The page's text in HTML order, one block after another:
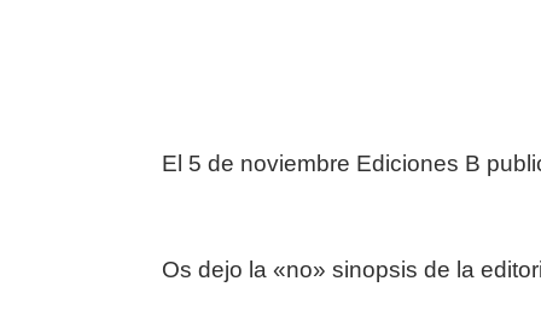
El 5 de noviembre Ediciones B
Os dejo la «no» sinopsis de la